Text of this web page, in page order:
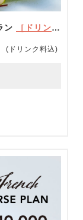
ン ［ドリンク充実！］
(ドリンク料込)